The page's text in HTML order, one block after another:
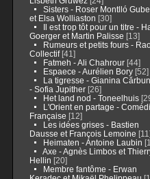
Sisters - Roser Montlló
et Elsa Wolliaston [30]
Il est trop tôt pour un titre -
Goerger et Martin Palisse [13]
Rumeurs et petits fours -
Collectif[41]
Fatmeh - Ali Chahrour[44]
Espaece - Aurélien Bory[52]
La tigresse - Gianina
- Sofia Jupither[26]
Het land nod - Toneelhuis
L'Orient en partage -
Française [12]
Les idées grises - Bastien
Dausse et François Lemoine
Heimaten - Antoine Laubin
Axe - Agnès Limbos et
Hellin [20]
Membre fantôme - Erwan